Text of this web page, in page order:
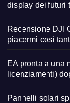
display dei futuri
Recensione DJI
piacermi così
EA pronta a una
licenziamenti)
Pannelli solari